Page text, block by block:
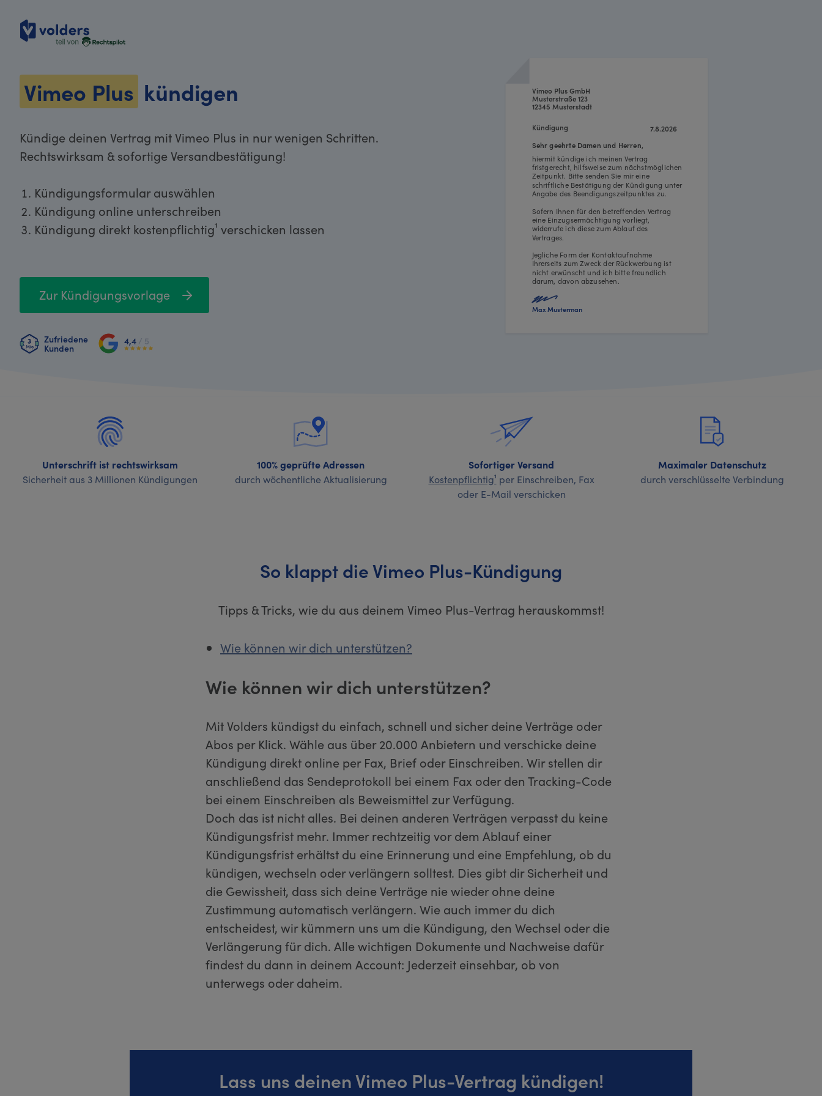
Vimeo Plus kündigen
Kündige deinen Vertrag mit Vimeo Plus in nur wenigen Schritten.
Rechtswirksam & sofortige Versandbestätigung!
Kündigungsformular auswählen
Kündigung online unterschreiben
Kündigung direkt kostenpflichtig¹ verschicken lassen
Zur Kündigungsvorlage
Zufriedene
Kunden
4,4 / 5
7.8.2026
Vimeo Plus GmbH
Musterstraße 123
12345 Musterstadt
hiermit kündige ich meinen Vertrag
fristgerecht, hilfsweise zum nächstmöglichen
Zeitpunkt. Bitte senden Sie mir eine
schriftliche Bestätigung der Kündigung unter
Angabe des Beendigungszeitpunktes zu.
Sofern Ihnen für den betreffenden Vertrag
eine Einzugsermächtigung vorliegt,
widerrufe ich diese zum Ablauf des
Vertrages.
Jegliche Form der Kontaktaufnahme
Ihrerseits zum Zweck der Rückwerbung ist
nicht erwünscht und ich bitte freundlich
darum, davon abzusehen.
Sehr geehrte Damen und Herren,
Kündigung
Max Musterman
Unterschrift ist rechtswirksam
Sicherheit aus 3 Millionen Kündigungen
100% geprüfte Adressen
durch wöchentliche Aktualisierung
Sofortiger Versand
Kostenpflichtig¹ per Einschreiben, Fax
oder E-Mail verschicken
Maximaler Datenschutz
durch verschlüsselte Verbindung
So klappt die Vimeo Plus-Kündigung
Tipps & Tricks, wie du aus deinem Vimeo Plus-Vertrag herauskommst!
Wie können wir dich unterstützen?
Wie können wir dich unterstützen?
Mit Volders kündigst du einfach, schnell und sicher deine Verträge oder
Abos per Klick. Wähle aus über 20.000 Anbietern und verschicke deine
Kündigung direkt online per Fax, Brief oder Einschreiben. Wir stellen dir
anschließend das Sendeprotokoll bei einem Fax oder den Tracking-Code
bei einem Einschreiben als Beweismittel zur Verfügung.
Doch das ist nicht alles. Bei deinen anderen Verträgen verpasst du keine
Kündigungsfrist mehr. Immer rechtzeitig vor dem Ablauf einer
Kündigungsfrist erhältst du eine Erinnerung und eine Empfehlung, ob du
kündigen, wechseln oder verlängern solltest. Dies gibt dir Sicherheit und
die Gewissheit, dass sich deine Verträge nie wieder ohne deine
Zustimmung automatisch verlängern. Wie auch immer du dich
entscheidest, wir kümmern uns um die Kündigung, den Wechsel oder die
Verlängerung für dich. Alle wichtigen Dokumente und Nachweise dafür
findest du dann in deinem Account: Jederzeit einsehbar, ob von
unterwegs oder daheim.
Lass uns deinen Vimeo Plus-Vertrag kündigen!